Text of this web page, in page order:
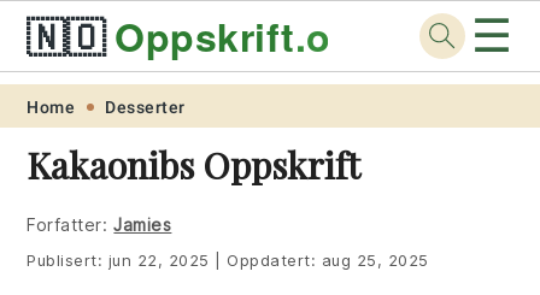
Skip
primary
navigation
Skip
main
content
Skip
primary
sidebar
Skip
footer
🇳🇴Oppskrift.org ☰
Home Desserter
Kakaonibs Oppskrift
Forfatter: Jamies
Publisert: jun 22, 2025 Oppdatert: aug 25, 2025